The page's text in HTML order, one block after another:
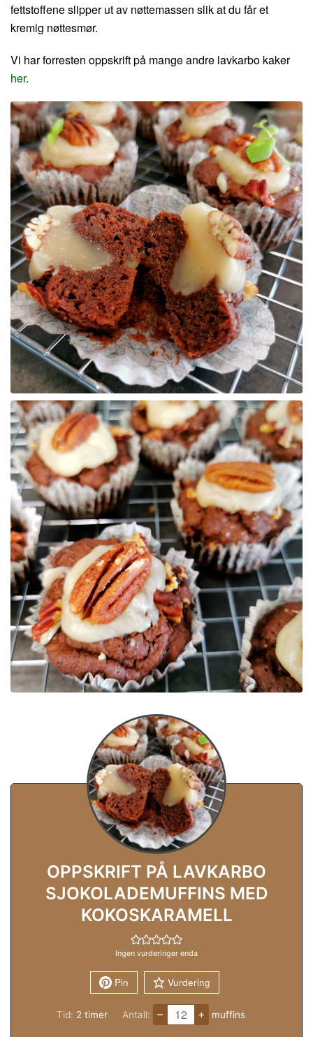
fettstoffene slipper ut av nøttemassen slik at du får et
kremig nøttesmør.
Vi har forresten oppskrift på mange andre lavkarbo kaker
her.
OPPSKRIFT PÅ LAVKARBO
SJOKOLADEMUFFINS MED
KOKOSKARAMELL
Ingen vurderinger enda
Pin Vurdering
Tid: 2 timer
timer Antall: – + muffins